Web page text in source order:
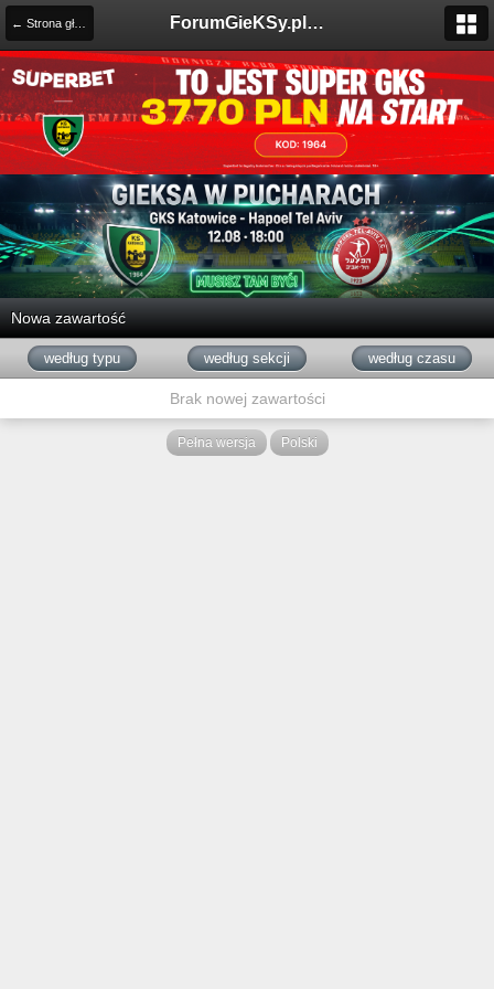
← Strona główna ForumGieKSy.pl - Oficjalne forum kibiców GKS Katowice
Nowa zawartość
według typu według sekcji według czasu
Brak nowej zawartości
Pełna wersja Polski